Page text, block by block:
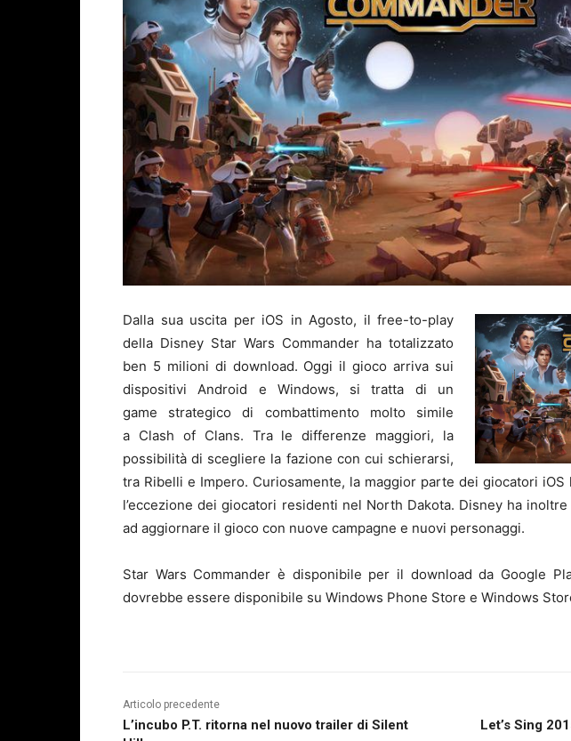
Dalla sua uscita per iOS in Agosto, il free-to-play
della Disney Star Wars Commander ha totalizzato
ben 5 milioni di download. Oggi il gioco arriva sui
dispositivi Android e Windows, si tratta di un
game strategico di combattimento molto simile
a Clash of Clans. Tra le differenze maggiori, la
possibilità di scegliere la fazione con cui schierarsi,
tra Ribelli e Impero. Curiosamente, la maggior parte dei giocatori
l’eccezione dei giocatori residenti nel North Dakota. Disney ha
ad aggiornare il gioco con nuove campagne e nuovi personaggi.
Star Wars Commander è disponibile per il download da Google
dovrebbe essere disponibile su Windows Phone Store e Windows
Articolo precedente
L’incubo P.T. ritorna nel nuovo trailer di Silent
Let’s Sing